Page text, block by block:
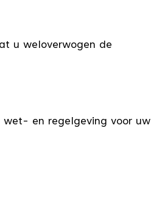
u weloverwogen de
wet- en regelgeving voor uw